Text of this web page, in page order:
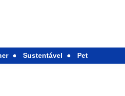
Sustentável Pet